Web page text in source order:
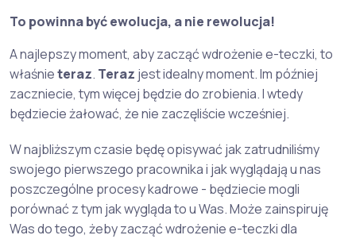
To powinna być ewolucja, a nie rewolucja!
A najlepszy moment, aby zacząć wdrożenie e-teczki, to
właśnieteraz. Teraz jest idealny moment. Im później
zaczniecie, tym więcej będzie do zrobienia. I wtedy
będziecie żałować, że nie zaczęliście wcześniej.
W najbliższym czasie będę opisywać jak zatrudniliśmy
swojego pierwszego pracownika i jak wyglądają u nas
poszczególne procesy kadrowe - będziecie mogli
porównać z tym jak wygląda to u Was. Może zainspiruję
Was do tego, żeby zacząć wdrożenie e-teczki dla